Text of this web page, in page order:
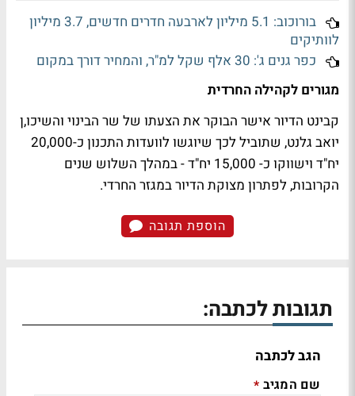
בורוכוב: 5.1 מיליון לארבעה חדרים חדשים, 3.7 מיליון
לוותיקים
כפר גנים ג': 30 אלף שקל למ"ר, והמחיר דורך במקום
מגורים לקהילה החרדית
קבינט הדיור אישר הבוקר את הצעתו של שר הבינוי והשיכו,ן
יואב גלנט, שתוביל לכך שיוגשו לוועדות התכנון כ-20,000
יח"ד וישווקו כ- 15,000 יח"ד - במהלך השלוש שנים
הקרובות, לפתרון מצוקת הדיור במגזר החרדי.
הוספת תגובה
תגובות לכתבה:
הגב לכתבה
שם המגיב *